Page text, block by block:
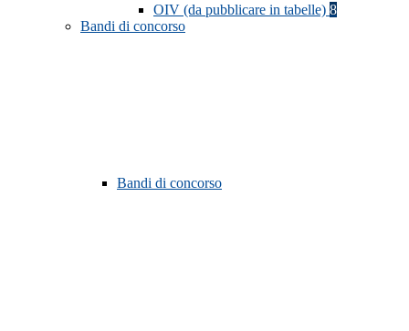
OIV (da pubblicare in tabelle) 8
Bandi di concorso
Bandi di concorso